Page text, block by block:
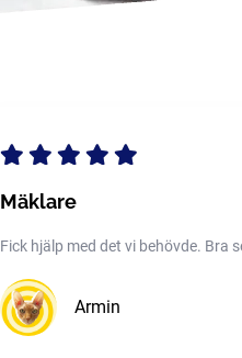
Mäklare
Fick hjälp med det vi behövde. Bra
Armin